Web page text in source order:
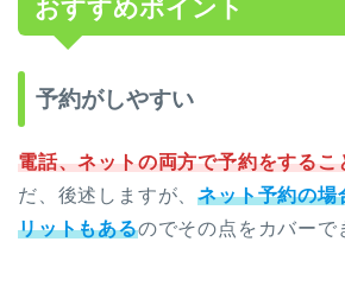
おすすめポイント
予約がしやすい
電話、ネットの両方で予約をするこ
だ、後述しますが、ネット予約の場
リットもあるのでその点をカバーで